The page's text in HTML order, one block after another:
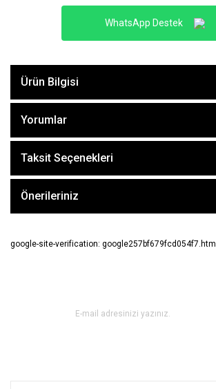
WhatsApp Destek
Ürün Bilgisi
Yorumlar
Taksit Seçenekleri
Önerileriniz
google-site-verification: google257bf679fcd054f7.html